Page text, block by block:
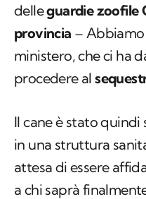
delleguardie zoofile
provincia –
ministero, che ci ha
procedere al
Il cane è stato
in una struttura
attesa di essere
a chi saprà